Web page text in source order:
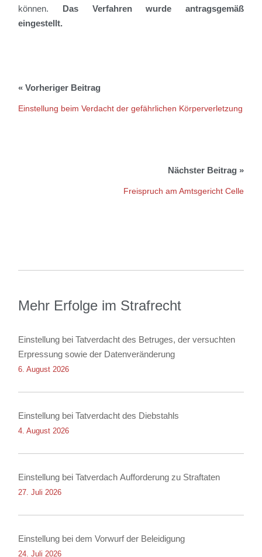
können. Das Verfahren wurde antragsgemäß
eingestellt.
Einstellung beim Verdacht der gefährlichen Körperverletzung
Freispruch am Amtsgericht Celle
Mehr Erfolge im Strafrecht
Einstellung bei Tatverdacht des Betruges, der versuchten
Erpressung sowie der Datenveränderung
6. August 2026
Einstellung bei Tatverdacht des Diebstahls
4. August 2026
Einstellung bei Tatverdach Aufforderung zu Straftaten
27. Juli 2026
Einstellung bei dem Vorwurf der Beleidigung
24. Juli 2026